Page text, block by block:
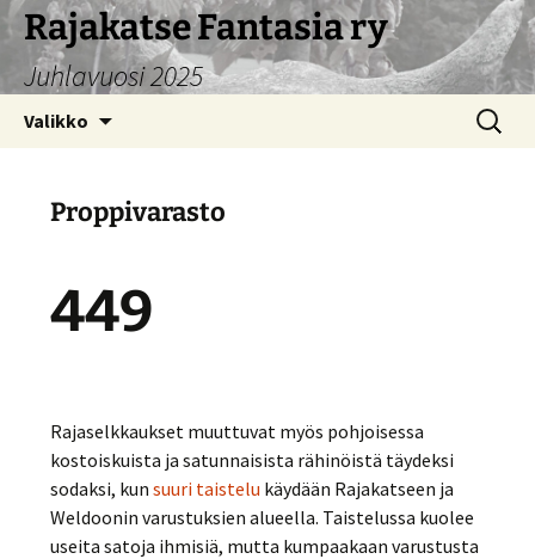
Siirry
sisältöön
Rajakatse Fantasia ry
Juhlavuosi 2025
Valikko Haku:
Proppivarasto
449
Rajaselkkaukset muuttuvat myös pohjoisessa
kostoiskuista ja satunnaisista rähinöistä täydeksi
sodaksi, kunsuuri taistelu käydään Rajakatseen ja
Weldoonin varustuksien alueella. Taistelussa kuolee
useita satoja ihmisiä, mutta kumpaakaan varustusta